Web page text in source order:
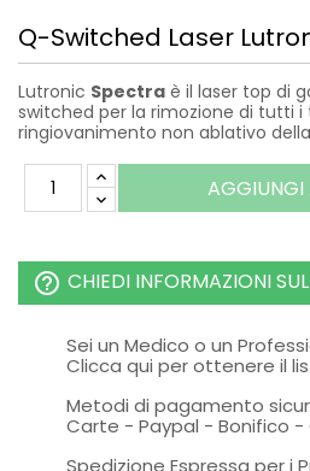
Q-Switched Laser
Lutronic Spectra è il laser top di
switched per la rimozione di tutti i
ringiovanimento non ablativo
AGGIUNGI
help_outline CHIEDI INFORMAZIONI
Sei un Medico o un
Clicca qui per ottenere il
Metodi di pagamento sicuri
Carte - Paypal - Bonifico